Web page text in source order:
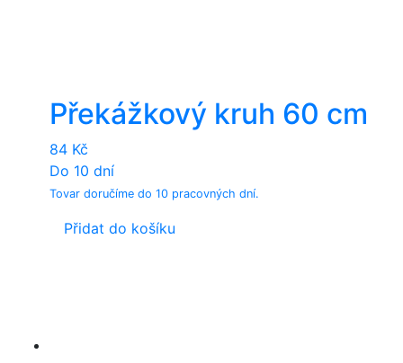
Překážkový kruh 60 cm
84 Kč
Do 10 dní
Tovar doručíme do 10 pracovných dní.
Přidat do košíku